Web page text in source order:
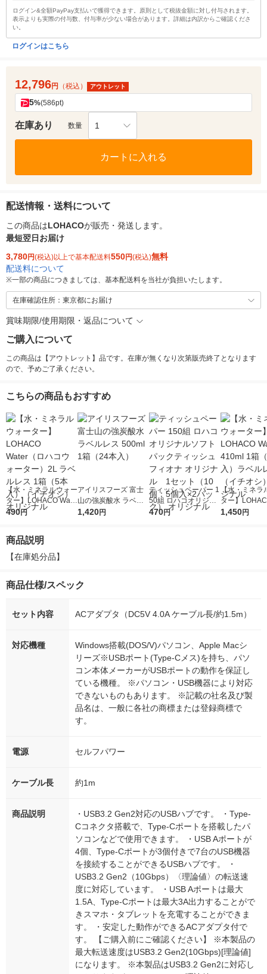
ログイン&全額PayPay支払いで獲得できます。原則として税抜金額に対し付与されます。
表示よりも実際の付与数、付与率が少ない場合があります。詳細は内訳からご確認くださ
い。
ログインはこちら
12,796円 （税込） アウトレット
5%(586pt)
在庫あり 数量 1
カートに入れる
配送情報・送料について
この商品はLOHACOが販売・発送します。
最短翌日お届け
3,780円(税込)以上で基本配送料550円(税込)無料
配送料について
※一部の商品につきましては、基本配送料を当社が負担いたします。
在庫確認住所：東京都にお届け
賞味期限/使用期限・返品について
ご購入について
この商品は【アウトレット】品です。在庫が無くなり次第販売終了となります
ので、予めご了承ください。
こちらの商品もおすすめ
【水・ミネラルウォー
ター】LOHACO Wate
r（ロハコウォータ
シ） オリジナル
490円
アイリスフーズ 富士
山の強炭酸水 ラベル
レス 500ml 1箱（24
1,420円
ティッシュペーパー 1
50組 ロハコオリジナ
ルソフトパックティッ
470円
【水・ミネラ
ター】
r 410ml 1箱（
1,450円
商品説明
【在庫処分品】
商品仕様/スペック
セット内容 ACアダプタ（DC5V 4.0A ケーブル長/約1.5m）
対応機種
Windows搭載(DOS/V)パソコン、Apple Macシ
リーズ※USBポート(Type-Cメス)を持ち、パソ
コン本体メーカーがUSBポートの動作を保証し
ている機種。 ※パソコン・USB機器により対応
できないものもあります。 ※記載の社名及び製
品名は、一般に各社の商標または登録商標で
す。
電源 セルフパワー
ケーブル長 約1m
商品説明
・USB3.2 Gen2対応のUSBハブです。 ・Type-
Cコネクタ搭載で、Type-Cポートを搭載したパ
ソコンなどで使用できます。 ・USB Aポートが
4個、Type-Cポートが3個付きで7台のUSB機器
を接続することができるUSBハブです。 ・
USB3.2 Gen2（10Gbps）〈理論値〉の転送速
度に対応しています。 ・USB Aポートは最大
1.5A、Type-Cポートは最大3A出力することがで
きスマホ・タブレットを充電することができま
す。 ・安定した動作ができるACアダプタ付で
す。 【ご購入前にご確認ください】 ※本製品の
最大転送速度はUSB3.2 Gen2(10Gbps)[理論値]
になります。 ※本製品はUSB3.2 Gen2に対応し